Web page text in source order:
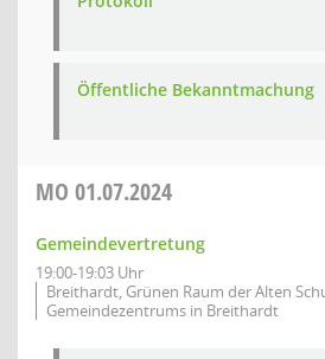
Öffentliche Bekanntmachung
MO 01.07.2024
Gemeindevertretung
19:00-19:03 Uhr
Breithardt, Grünen Raum der Alten
Gemeindezentrums in Breithardt